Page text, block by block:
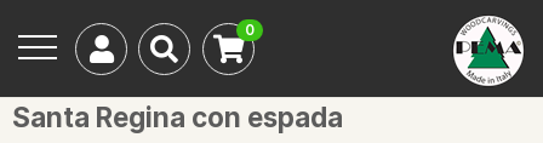
0
Santa Regina con espada